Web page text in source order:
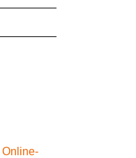
Online-